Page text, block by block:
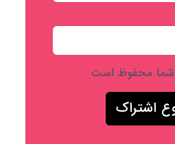
شما محفوظ است